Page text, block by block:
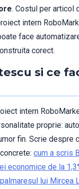
. Costul per articol
intern
face
corect.
si ce
intern
proprie:
fin. Scrie despre
cum a scris
economice de la
lui Mircea